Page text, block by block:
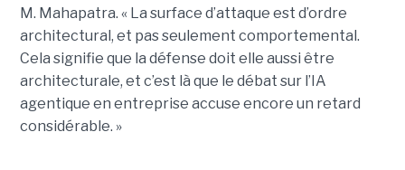
M. Mahapatra. « La surface d’attaque est d’ordre
architectural, et pas seulement comportemental.
Cela signifie que la défense doit elle aussi être
architecturale, et c’est là que le débat sur l’IA
agentique en entreprise accuse encore un retard
considérable. »